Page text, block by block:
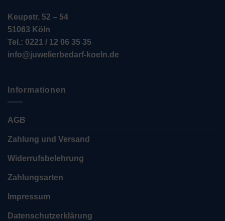
Keupstr. 52 – 54
51063 Köln
Tel.: 0221 / 12 06 35 35
info@juwelierbedarf-koeln.de
Informationen
AGB
Zahlung und Versand
Widerrufsbelehrung
Zahlungsarten
Impressum
Datenschutzerklärung